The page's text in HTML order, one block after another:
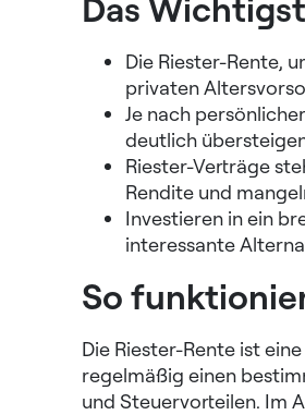
Die Riester-Rente,
privaten
Je nach
deutlich
Riester-Verträge
Rendite und
Investieren in ein
interessante
So
Die Riester-Rente ist
regelmäßig einen
und Steuervorteilen. Im